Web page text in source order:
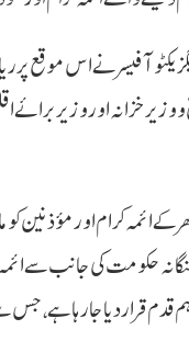
آفیسر نے اس موقع پر
خزانہ اور وزیر برائے
کرام اور مؤذنین کو
حکومت کی جانب سے
قدم قرار دیا جا رہا ہے،